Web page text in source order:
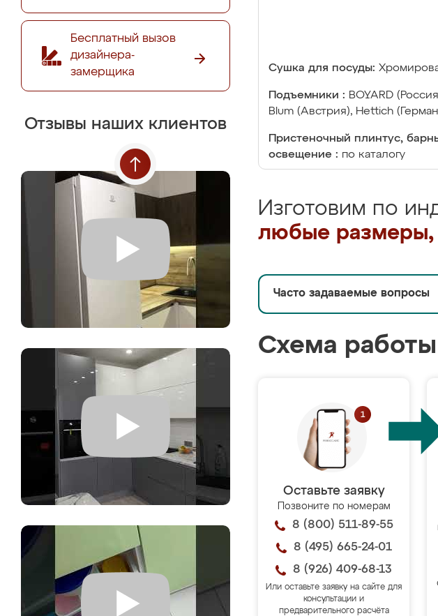
Бесплатный вызов
дизайнера-
замерщика
Отзывы наших клиентов
Сушка для посуды:
Подъемники : BOYARD
Blum (Австрия), Hettich
Пристеночный плинтус,
освещение : по каталогу
Изготовим по
любые размеры,
Часто задаваемые вопросы
Схема работы
Оставьте заявку
Позвоните по номерам
8 (800) 511-89-55
8 (495) 665-24-01
8 (926) 409-68-13
Или оставьте заявку на сайте для
консультации и
предварительного расчёта